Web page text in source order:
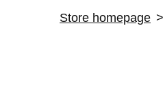
Store homepage